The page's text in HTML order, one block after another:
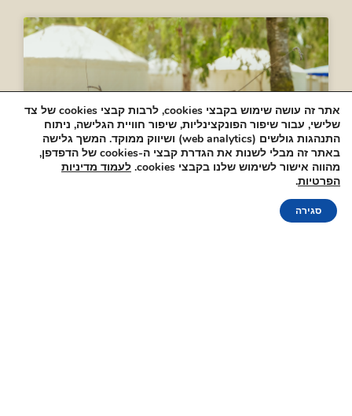
הזמנה אונליין
אתר זה עושה שימוש בקבצי cookies, לרבות קבצי cookies של צד
שלישי, עבור שיפור הפונקצינליות, שיפור חוויית הגלישה, ניתוח
התנהגות גולשים (web analytics) ושיווק ממוקד. המשך גלישה
באתר זה מבלי לשנות את הגדרת קבצי ה-cookies של הדפדפן,
מהווה אישור לשימוש שלנו בקבצי cookies.
לעמוד מדיניות
הפרטיות.
סגירה